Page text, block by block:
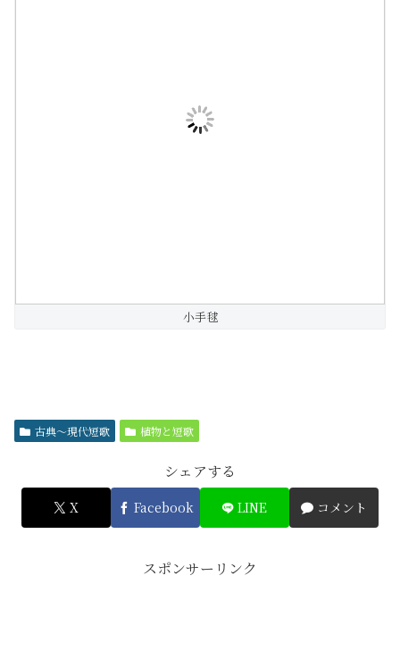
小手毬
古典～現代短歌 植物と短歌
シェアする
X Facebook LINE コメント
スポンサーリンク